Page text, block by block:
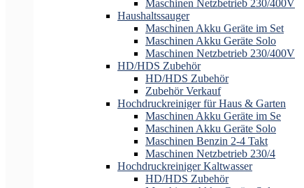
Maschinen Netzbetrieb 230/400V
Haushaltssauger
Maschinen Akku Geräte im Set
Maschinen Akku Geräte Solo
Maschinen Netzbetrieb 230/400V
HD/HDS Zubehör
HD/HDS Zubehör
Zubehör Verkauf
Hochdruckreiniger für Haus & Garten
Maschinen Akku Geräte im Se
Maschinen Akku Geräte Solo
Maschinen Benzin 2-4 Takt
Maschinen Netzbetrieb 230/4
Hochdruckreiniger Kaltwasser
HD/HDS Zubehör